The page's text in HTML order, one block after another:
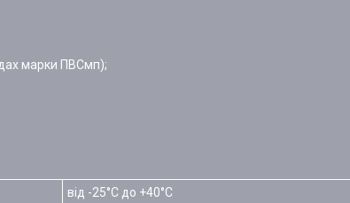
марки ПВСмп);
від -25°С до +40°С